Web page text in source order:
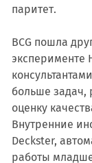
паритет.
BCG пошла
эксперименте
больше задач,
оценку
Внутренние
Deckster,
работы